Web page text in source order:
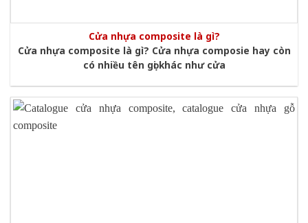
Cửa nhựa composite là gì?
Cửa nhựa composite là gì? Cửa nhựa composie hay còn
có nhiều tên gọi khác như cửa